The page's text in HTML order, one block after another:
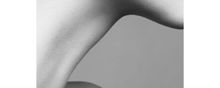
COMPRAR EL PRODUCTO